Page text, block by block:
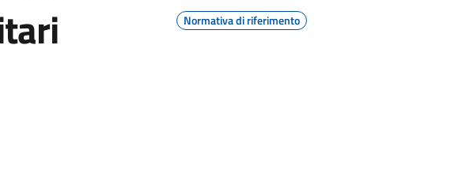
Normativa di riferimento